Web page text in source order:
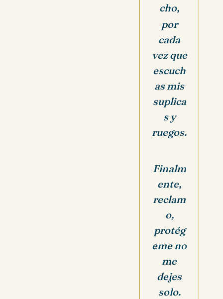
cho,
por
cada
vez que
escuch
as mis
suplica
s y
ruegos.
Finalm
ente,
reclam
o,
protég
eme no
me
dejes
solo.